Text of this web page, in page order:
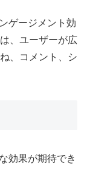
ゲージメント効
、ユーザーが広
、コメント、シ
効果が期待でき